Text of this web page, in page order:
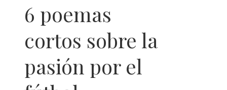
6 poemas
cortos sobre la
pasión por el